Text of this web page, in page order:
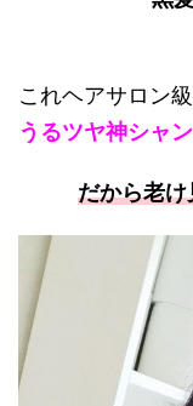
これヘアサロン
うるツヤ神シャ
だから老